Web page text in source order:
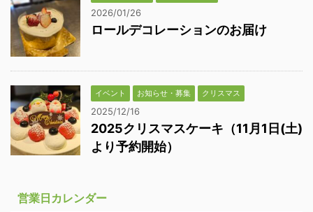
2026/01/26
ロールデコレーションのお届け
イベント お知らせ・募集 クリスマス
2025/12/16
2025クリスマスケーキ（11月1日(土)
より予約開始）
営業日カレンダー